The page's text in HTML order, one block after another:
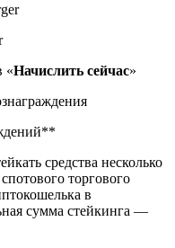
«Начислить сейчас»
средства несколько
торгового
в
сумма стейкинга —